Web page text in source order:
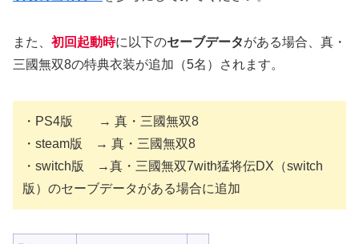
また、 初回起動時に以下のセーブデータがある場合、真・
三國無双8の特典衣装が追加（5名）されます。
・PS4版 → 真・三國無双8
・steam版 → 真・三國無双8
・switch版 →真・三國無双7with猛将伝DX（switch
版）のセーブデータがある場合に追加